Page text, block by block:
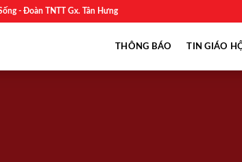
- Đoàn TNTT Gx. Tân Hưng
THÔNG BÁO TIN GIÁO